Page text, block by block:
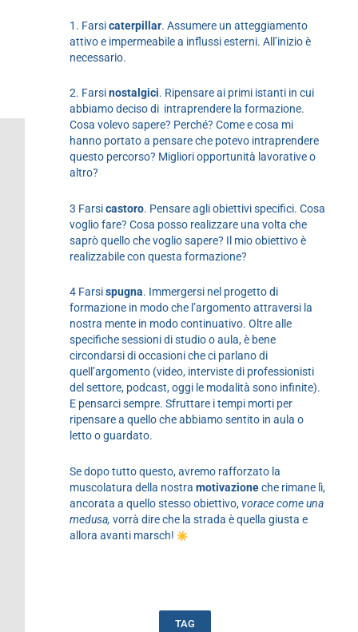
1. Farsicaterpillar. Assumere un atteggiamento
attivo e impermeabile a influssi esterni. All’inizio è
necessario.
2. Farsinostalgici. Ripensare ai primi istanti in cui
abbiamo deciso di intraprendere la formazione.
Cosa volevo sapere? Perché? Come e cosa mi
hanno portato a pensare che potevo intraprendere
questo percorso? Migliori opportunità lavorative o
altro?
3 Farsicastoro. Pensare agli obiettivi specifici. Cosa
voglio fare? Cosa posso realizzare una volta che
saprò quello che voglio sapere? Il mio obiettivo è
realizzabile con questa formazione?
4 Farsispugna. Immergersi nel progetto di
formazione in modo che l’argomento attraversi la
nostra mente in modo continuativo. Oltre alle
specifiche sessioni di studio o aula, è bene
circondarsi di occasioni che ci parlano di
quell’argomento (video, interviste di professionisti
del settore, podcast, oggi le modalità sono infinite).
E pensarci sempre. Sfruttare i tempi morti per
ripensare a quello che abbiamo sentito in aula o
letto o guardato.
Se dopo tutto questo, avremo rafforzato la
muscolatura della nostra motivazioneche rimane lì,
ancorata a quello stesso obiettivo,vorace come una
medusa, vorrà dire che la strada è quella giusta e
allora avanti marsch!
TAG